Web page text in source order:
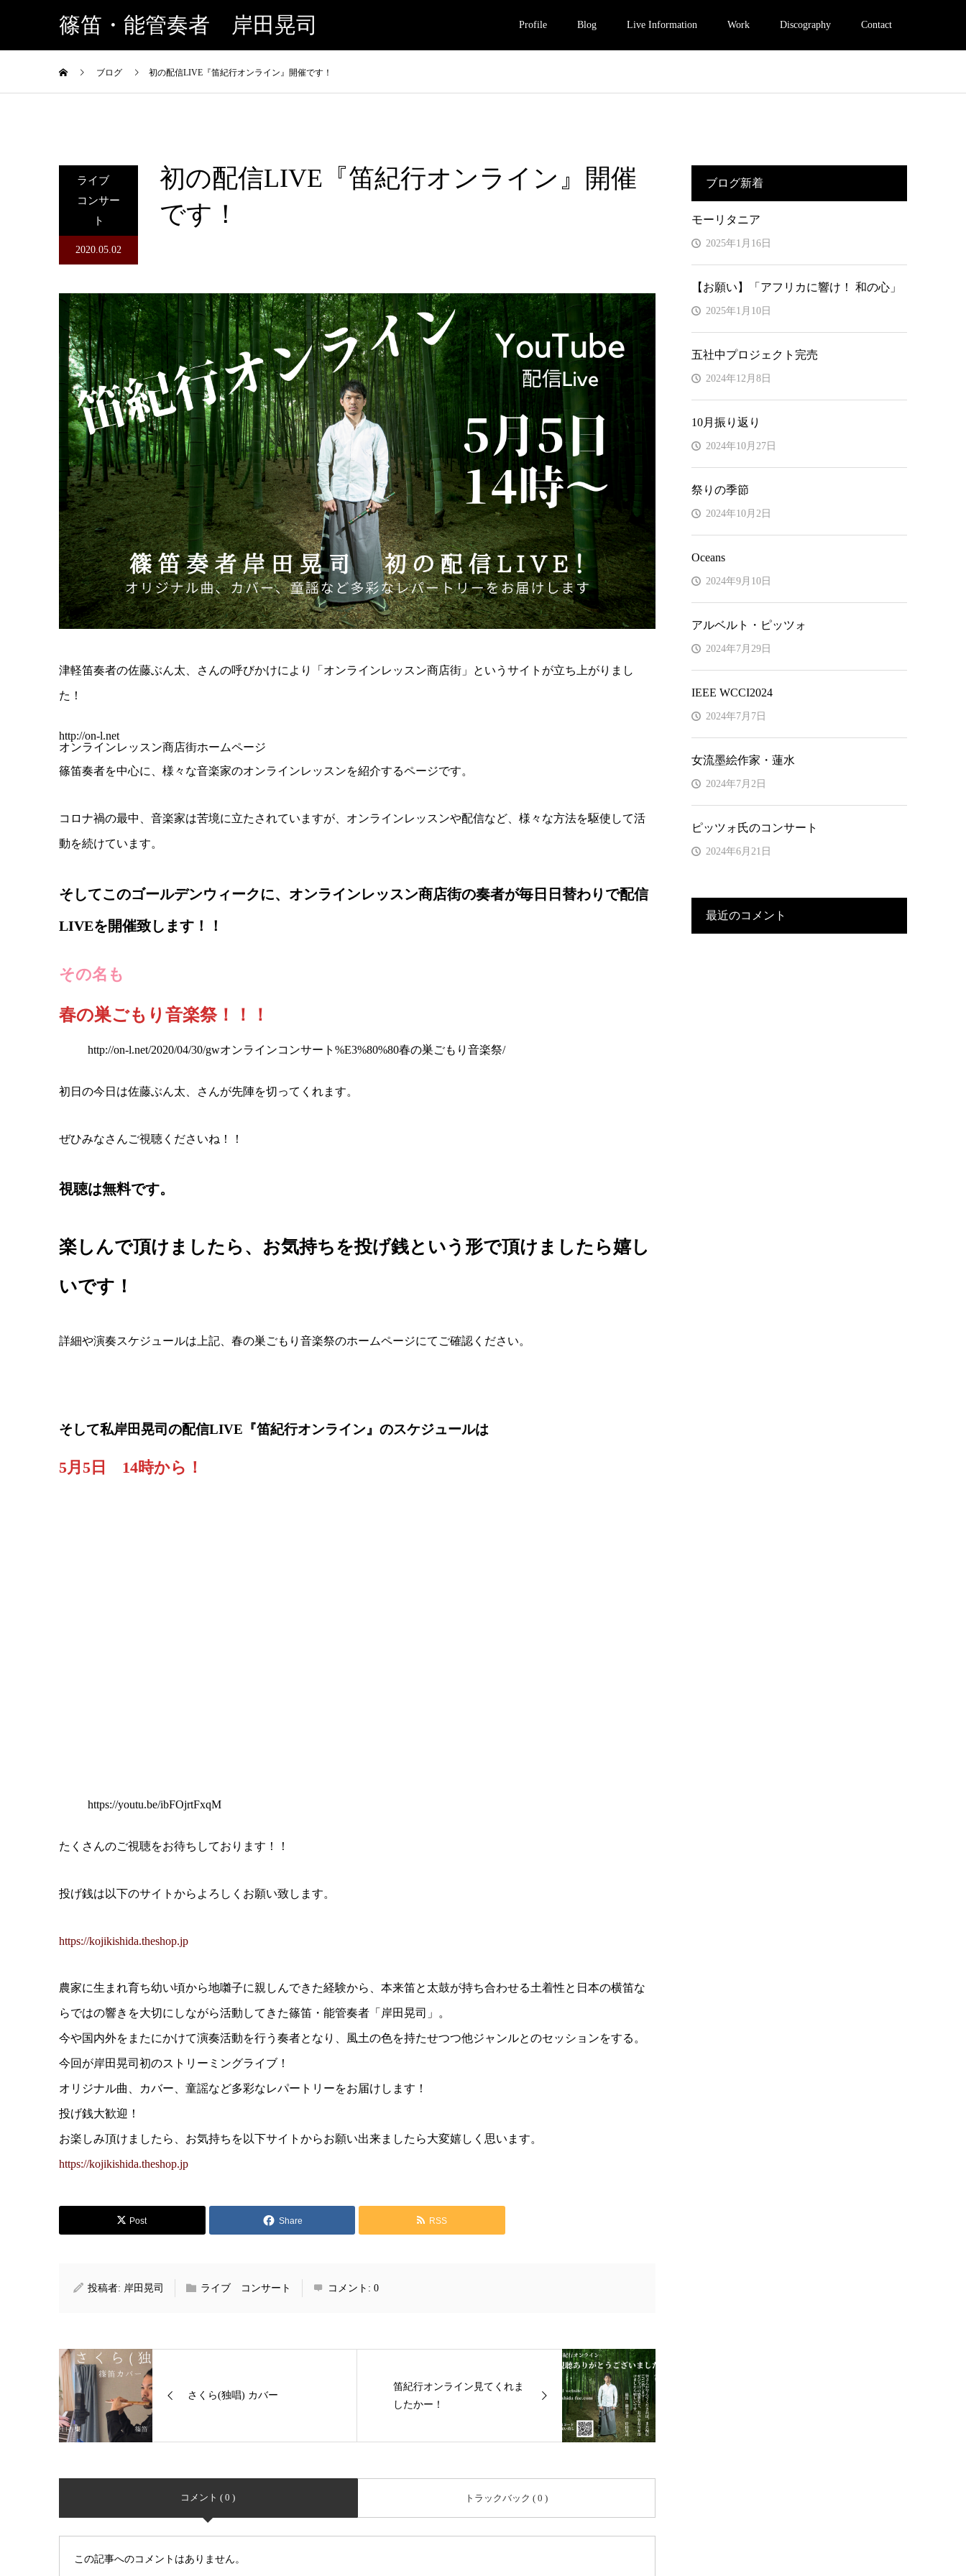
篠笛・能管奏者 岸田晃司 Profile Blog Live Information Work Discography Contact
ブログ 初の配信LIVE『笛紀行オンライン』開催です！
ライブ
コンサー
ト
2020.05.02
初の配信LIVE『笛紀行オンライン』開催
です！
津軽笛奏者の佐藤ぶん太、さんの呼びかけにより「オンラインレッスン商店街」というサイトが立ち上がりまし
た！
http://on-l.net
オンラインレッスン商店街ホームページ
篠笛奏者を中心に、様々な音楽家のオンラインレッスンを紹介するページです。
コロナ禍の最中、音楽家は苦境に立たされていますが、オンラインレッスンや配信など、様々な方法を駆使して活
動を続けています。
そしてこのゴールデンウィークに、オンラインレッスン商店街の奏者が毎日日替わりで配信
LIVEを開催致します！！
その名も
春の巣ごもり音楽祭！！！
http://on-l.net/2020/04/30/gwオンラインコンサート%E3%80%80春の巣ごもり音楽祭/
初日の今日は佐藤ぶん太、さんが先陣を切ってくれます。
ぜひみなさんご視聴くださいね！！
視聴は無料です。
楽しんで頂けましたら、お気持ちを投げ銭という形で頂けましたら嬉し
いです！
詳細や演奏スケジュールは上記、春の巣ごもり音楽祭のホームページにてご確認ください。
そして私岸田晃司の配信LIVE『笛紀行オンライン』のスケジュールは
5月5日 14時から！
https://youtu.be/ibFOjrtFxqM
たくさんのご視聴をお待ちしております！！
投げ銭は以下のサイトからよろしくお願い致します。
https://kojikishida.theshop.jp
農家に生まれ育ち幼い頃から地囃子に親しんできた経験から、本来笛と太鼓が持ち合わせる土着性と日本の横笛な
らではの響きを大切にしながら活動してきた篠笛・能管奏者「岸田晃司」。
今や国内外をまたにかけて演奏活動を行う奏者となり、風土の色を持たせつつ他ジャンルとのセッションをする。
今回が岸田晃司初のストリーミングライブ！
オリジナル曲、カバー、童謡など多彩なレパートリーをお届けします！
投げ銭大歓迎！
お楽しみ頂けましたら、お気持ちを以下サイトからお願い出来ましたら大変嬉しく思います。
https://kojikishida.theshop.jp
Post Share RSS
投稿者: 岸田晃司 ライブ コンサート コメント: 0
さくら(独唱) カバー
笛紀行オンライン見てくれま
したかー！
コメント ( 0 ) トラックバック ( 0 )
この記事へのコメントはありません。
ブログ新着
モーリタニア
2025年1月16日
【お願い】「アフリカに響け！ 和の心」
2025年1月10日
五社中プロジェクト完売
2024年12月8日
10月振り返り
2024年10月27日
祭りの季節
2024年10月2日
Oceans
2024年9月10日
アルベルト・ピッツォ
2024年7月29日
IEEE WCCI2024
2024年7月7日
女流墨絵作家・蓮水
2024年7月2日
ピッツォ氏のコンサート
2024年6月21日
最近のコメント